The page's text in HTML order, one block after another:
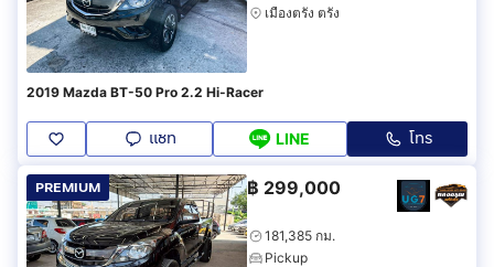
เมืองตรัง ตรัง
2019 Mazda BT-50 Pro 2.2 Hi-Racer
แชท LINE โทร
PREMIUM ฿ 299,000
181,385 กม.
Pickup